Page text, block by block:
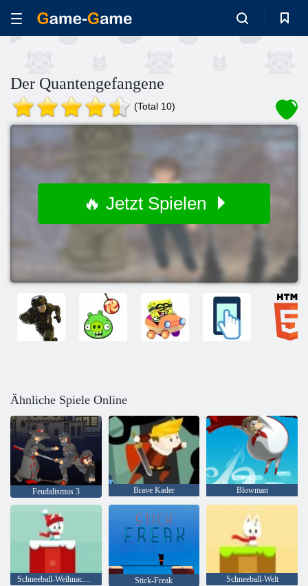
Der Quantengefangene
(Total 10)
🔥 Jetzt Spielen
Ähnliche Spiele Online
Feudalismus 3 Brave Kader Blowman
Schneeball-Weihnachtswelt Stick-Freak Schneeball-Welt